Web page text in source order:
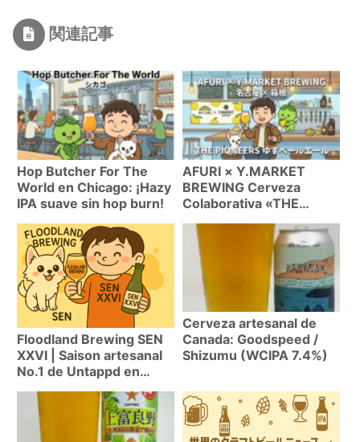
関連記事
Hop Butcher For The
World en Chicago: ¡Hazy
IPA suave sin hop burn!
AFURI × Y.MARKET
BREWING Cerveza
Colaborativa «THE
Completa de la Yuzu
Pale Ale: Sabor, Dónde
Comprar e Historia
Floodland Brewing SEN
XXVI | Saison artesanal
No.1 de Untappd en
EE.UU.
Cerveza artesanal de
Canada: Goodspeed /
Shizumu (WCIPA 7.4%)